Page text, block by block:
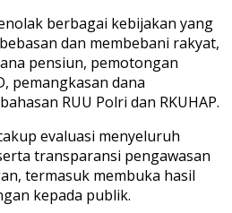
berbagai kebijakan yang
dan membebani rakyat,
pensiun, pemotongan
pemangkasan dana
RUU Polri dan RKUHAP.
evaluasi menyeluruh
transparansi pengawasan
termasuk membuka hasil
kepada publik.